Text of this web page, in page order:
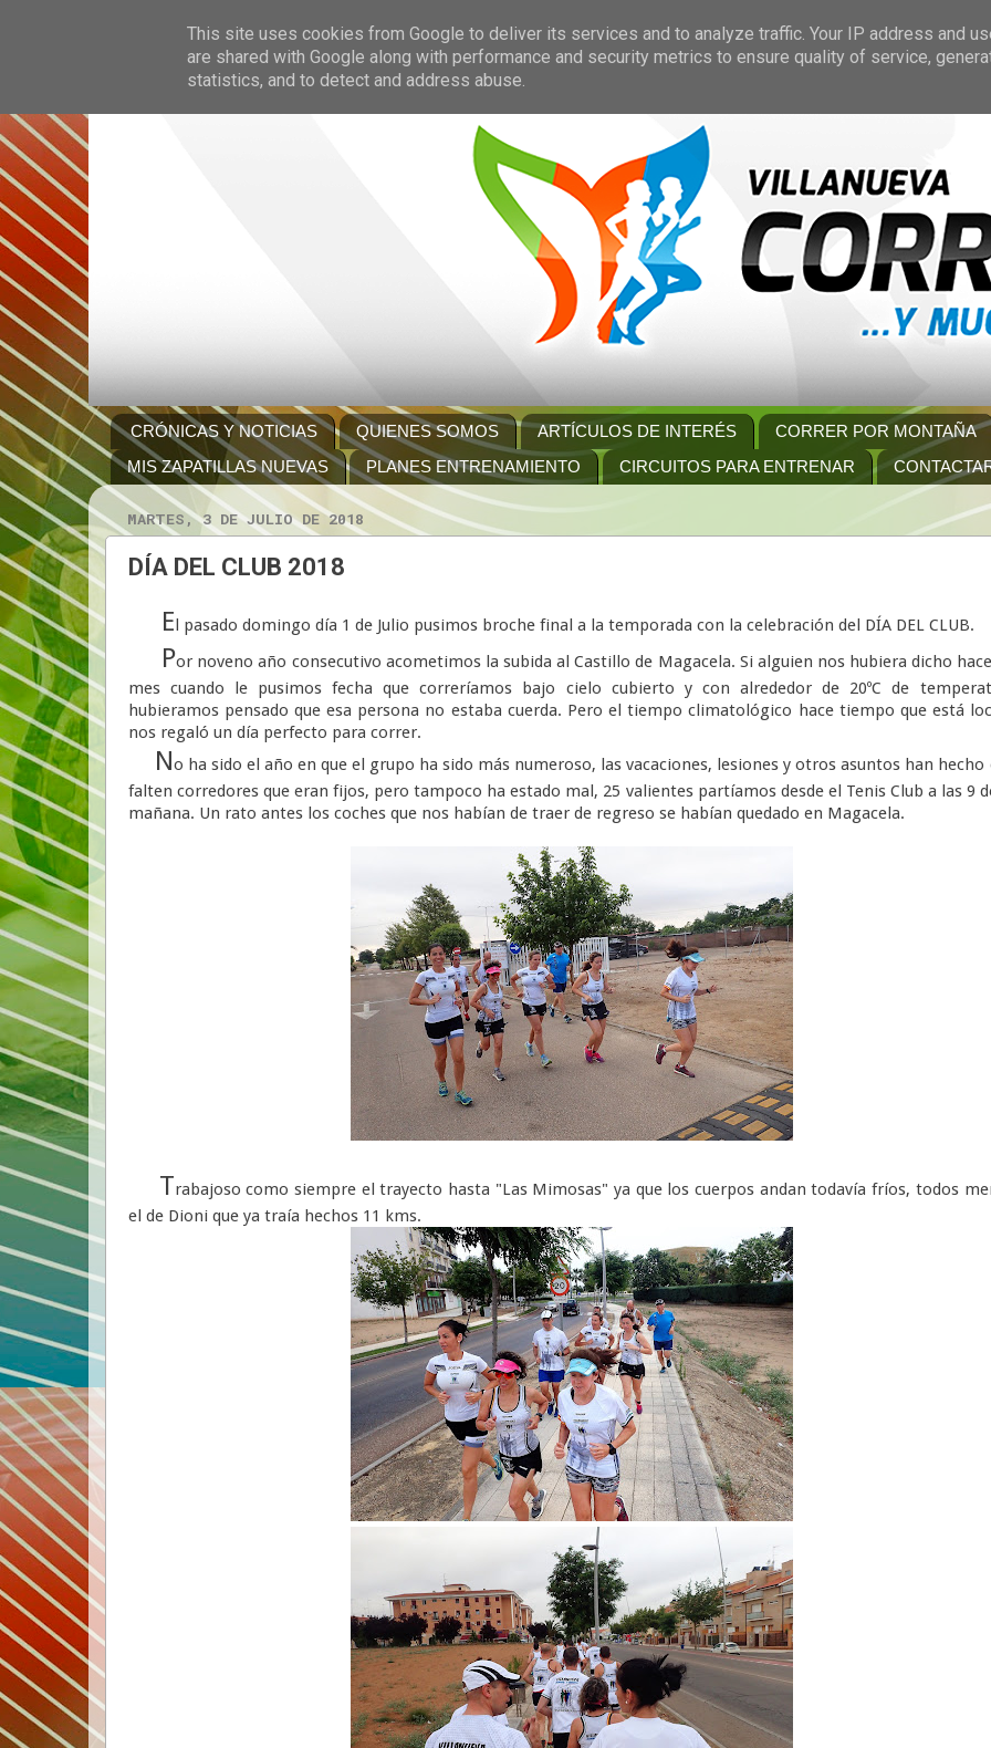
CRÓNICAS Y NOTICIAS QUIENES SOMOS ARTÍCULOS DE INTERÉS
CORRER POR MONTAÑA
MIS ZAPATILLAS NUEVAS
PLANES ENTRENAMIENTO CIRCUITOS PARA ENTRENAR
MARTES, 3 DE JULIO DE 2018
DÍA DEL CLUB 2018
El pasado domingo día 1 de Julio pusimos broche final a la temporada con la celebración del DÍA DEL CLUB.
Por noveno año consecutivo acometimos la subida al Castillo de Magacela. Si alguien nos hubiera dicho
mes cuando le pusimos fecha que correríamos bajo cielo cubierto y con alrededor de 20ºC de
hubieramos pensado que esa persona no estaba cuerda. Pero el tiempo climatológico hace tiempo que está
nos regaló un día perfecto para correr.
No ha sido el año en que el grupo ha sido más numeroso, las vacaciones, lesiones y otros asuntos han hecho
falten corredores que eran fijos, pero tampoco ha estado mal, 25 valientes partíamos desde el Tenis Club a las 9
mañana. Un rato antes los coches que nos habían de traer de regreso se habían quedado en Magacela.
Trabajoso como siempre el trayecto hasta "Las Mimosas" ya que los cuerpos andan todavía fríos, todos
el de Dioni que ya traía hechos 11 kms.
This site uses cookies from Google to deliver its services and to analyze traffic. Your IP address and
are shared with Google along with performance and security metrics to ensure quality of service,
statistics, and to detect and address abuse.